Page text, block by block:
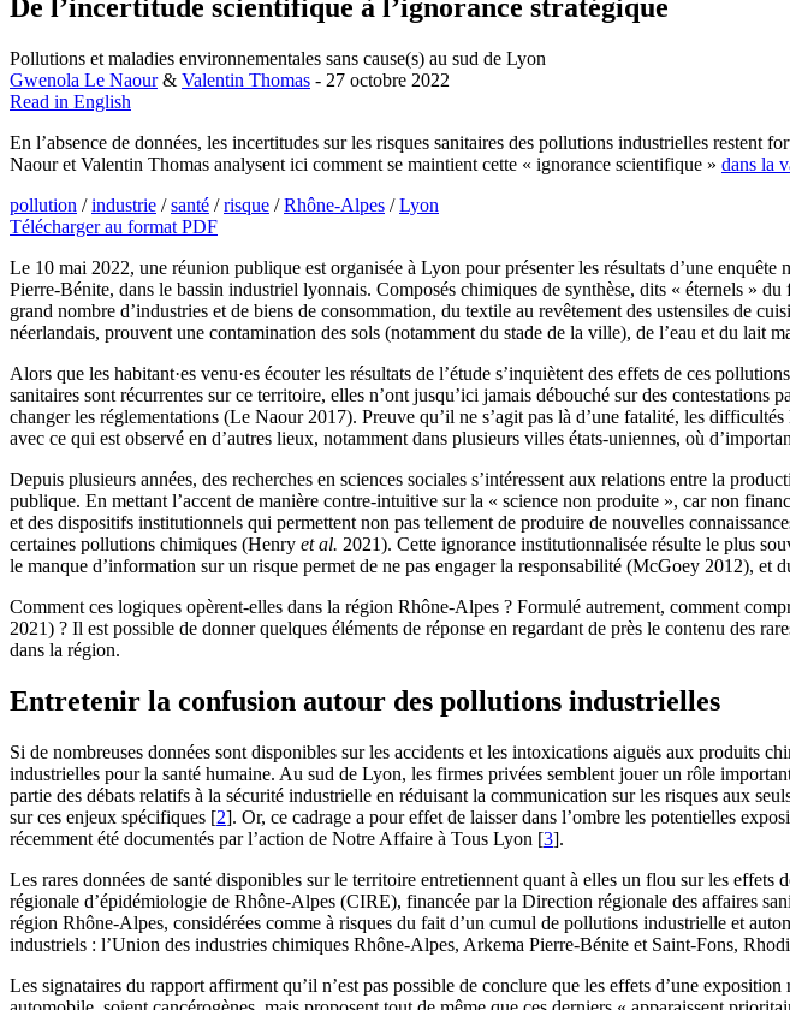
De l’incertitude scientifique à l’ignorance stratégique
Pollutions et maladies environnementales sans cause(s) au sud de Lyon
Gwenola Le Naour& Valentin Thomas - 27 octobre 2022
Read in English
En l’absence de données, les incertitudes sur les risques sanitaires des pollutions industrielles
Naour et Valentin Thomas analysent ici comment se maintient cette « ignorance scientifique » dans la
pollution /industrie /santé /risque /Rhône-Alpes /Lyon
Télécharger au format PDF
Le 10 mai 2022, une réunion publique est organisée à Lyon pour présenter les résultats d’une
Pierre-Bénite, dans le bassin industriel lyonnais. Composés chimiques de synthèse, dits « éternels »
grand nombre d’industries et de biens de consommation, du textile au revêtement des ustensiles de
néerlandais, prouvent une contamination des sols (notamment du stade de la ville), de l’eau et du lait
Alors que les habitant·es venu·es écouter les résultats de l’étude s’inquiètent des effets de ces pollutions
sanitaires sont récurrentes sur ce territoire, elles n’ont jusqu’ici jamais débouché sur des
changer les réglementations (Le Naour 2017). Preuve qu’il ne s’agit pas là d’une fatalité, les
avec ce qui est observé en d’autres lieux, notamment dans plusieurs villes états-uniennes, où
Depuis plusieurs années, des recherches en sciences sociales s’intéressent aux relations entre la
publique. En mettant l’accent de manière contre-intuitive sur la « science non produite », car non
et des dispositifs institutionnels qui permettent non pas tellement de produire de nouvelles
certaines pollutions chimiques (Henry et al. 2021). Cette ignorance institutionnalisée résulte le plus
le manque d’information sur un risque permet de ne pas engager la responsabilité (McGoey 2012), et
Comment ces logiques opèrent-elles dans la région Rhône-Alpes ? Formulé autrement, comment
2021) ? Il est possible de donner quelques éléments de réponse en regardant de près le contenu des
dans la région.
Entretenir la confusion autour des pollutions industrielles
Si de nombreuses données sont disponibles sur les accidents et les intoxications aiguës aux produits
industrielles pour la santé humaine. Au sud de Lyon, les firmes privées semblent jouer un rôle
partie des débats relatifs à la sécurité industrielle en réduisant la communication sur les risques aux
sur ces enjeux spécifiques [2]. Or, ce cadrage a pour effet de laisser dans l’ombre les potentielles
récemment été documentés par l’action de Notre Affaire à Tous Lyon [3].
Les rares données de santé disponibles sur le territoire entretiennent quant à elles un flou sur les
régionale d’épidémiologie de Rhône-Alpes (CIRE), financée par la Direction régionale des affaires
région Rhône-Alpes, considérées comme à risques du fait d’un cumul de pollutions industrielle et
industriels : l’Union des industries chimiques Rhône-Alpes, Arkema Pierre-Bénite et Saint-Fons,
Les signataires du rapport affirment qu’il n’est pas possible de conclure que les effets d’une